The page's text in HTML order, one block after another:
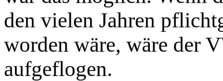
den vielen Jahren
worden wäre, wäre der
aufgeflogen.